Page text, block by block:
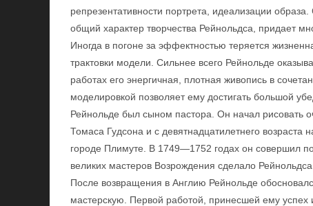
репрезентативности портрета, идеализации
общий характер творчества Рейнольдса, придает
Иногда в погоне за эффектностью теряется
трактовки модели. Сильнее всего Рейнольде
работах его энергичная, плотная живопись в
моделировкой позволяет ему достигать большой
Рейнольде был сыном пастора. Он начал рисовать
Томаса Гудсона и с девятнадцатилетнего возраста
городе Плимуте. В 1749—1752 годах он совершил
великих мастеров Возрождения сделало
После возвращения в Англию Рейнольде
мастерскую. Первой работой, принесшей ему